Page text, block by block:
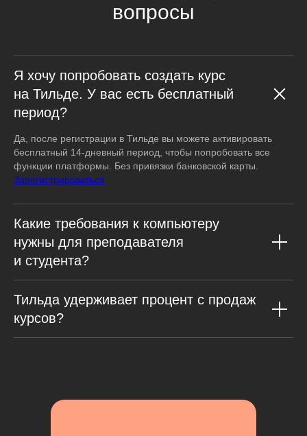
вопросы
Я хочу попробовать создать курс
на Тильде. У вас есть бесплатный
период?
Да, после регистрации в Тильде вы можете активировать
бесплатный 14-дневный период, чтобы попробовать все
функции платформы. Без привязки банковской карты.
Зарегистрироваться
Какие требования к компьютеру
нужны для преподавателя
и студента?
Тильда удерживает процент с продаж
курсов?